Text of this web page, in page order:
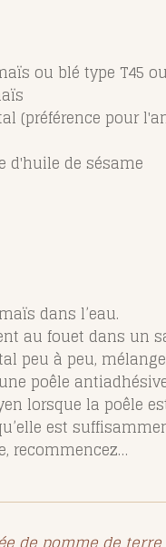
ou blé type T45
(préférence pour
d'huile de sésame
dans l’eau.
au fouet dans un
peu à peu,
poêle
lorsque la poêle
est
recommencez…